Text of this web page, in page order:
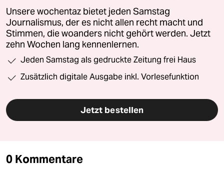
Unsere wochentaz bietet jeden Samstag
Journalismus, der es nicht allen recht macht und
Stimmen, die woanders nicht gehört werden. Jetzt
zehn Wochen lang kennenlernen.
Jeden Samstag als gedruckte Zeitung frei Haus
Zusätzlich digitale Ausgabe inkl. Vorlesefunktion
Jetzt bestellen
0 Kommentare